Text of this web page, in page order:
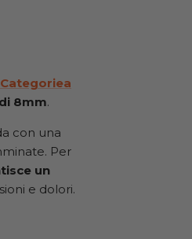
Categoriea
8mm.
con una
Per
un
e dolori.